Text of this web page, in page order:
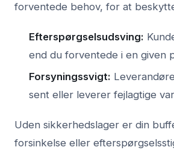
forventede behov, for at
Efterspørgselsudsving:
end du forventede i en given
Forsyningssvigt:
sent eller leverer fejlagtige
Uden sikkerhedslager er din
forsinkelse eller